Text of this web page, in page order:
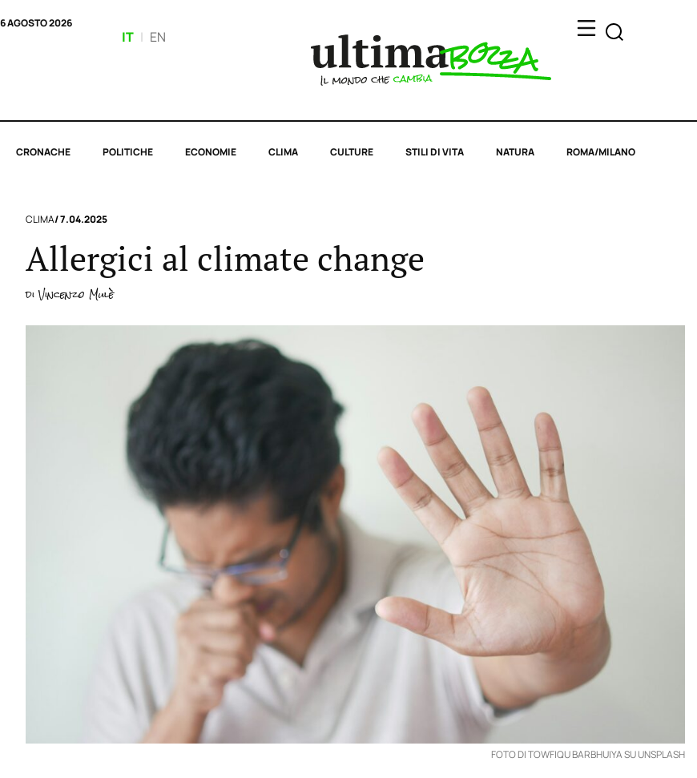
6 AGOSTO 2026
IT | EN
CRONACHE POLITICHE ECONOMIE CLIMA CULTURE STILI DI VITA NATURA ROMA/MILANO
CLIMA/ 7.04.2025
Allergici al climate change
diVincenzo Mulè
FOTO DI TOWFIQU BARBHUIYA SU UNSPLASH